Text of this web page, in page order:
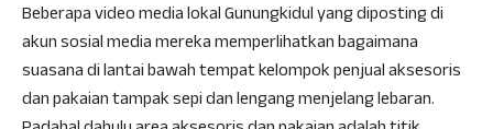
Beberapa video media lokal Gunungkidul yang diposting di
akun sosial media mereka memperlihatkan bagaimana
suasana di lantai bawah tempat kelompok penjual aksesoris
dan pakaian tampak sepi dan lengang menjelang lebaran.